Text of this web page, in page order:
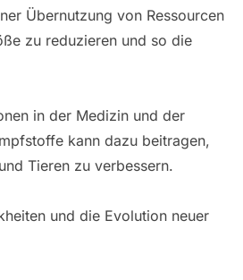
Übernutzung von Ressourcen
zu reduzieren und so die
in der Medizin und der
kann dazu beitragen,
Tieren zu verbessern.
und die Evolution neuer